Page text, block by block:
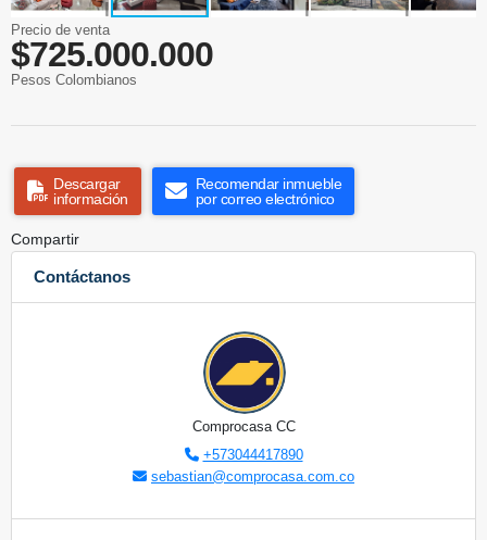
Precio de venta
$725.000.000
Pesos Colombianos
Descargar
información
Recomendar inmueble
por correo electrónico
Compartir
Contáctanos
Comprocasa CC
+573044417890
sebastian@comprocasa.com.co